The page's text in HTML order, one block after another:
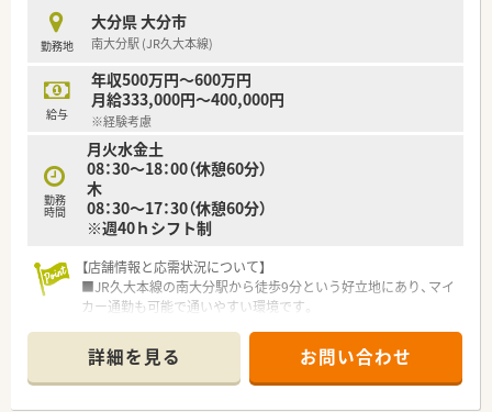
■地域連携薬局や健康サポート薬局の認定取得に積極的で、地域
住民の健康増進に深く貢献している企業風土です。
■業界トップクラスの加盟店舗数を誇るグループの強みを活か
し、他社薬局とも連携して地域医療を支え続けています。
【勤務実態について】
■残業代は1分単位で計算され、始業前の準備時間もしっかりと
勤務時間としてカウントされる適正な労務管理です。
■薬剤師1人につき1台のタブレット端末が支給され、電子薬歴
システムにより業務効率化が強力に推進されています。
■平日は18時までの開局時間となっており、過度な残業が発生
しにくく夕方以降の時間を有効に活用できる環境です。
勤務地
大分県 大分市
南大分駅 (JR久大本線)
給与
年収500万円～600万円
月給333,000円～400,000円
※経験考慮
勤務
時間
月火水金土
08：30～18：00（休憩60分）
木
08：30～17：30（休憩60分）
※週40ｈシフト制
【店舗情報と応需状況について】
■JR久大本線の南大分駅から徒歩9分という好立地にあり、マイ
カー通勤も可能で通いやすい環境です。
方箋を1日約48枚応需しています。
■薬剤師は正社員が2名と事務スタッフ2名の体制で、チームワ
ークを大切にしながら業務を行っています。
詳細を見る お問い合わせ